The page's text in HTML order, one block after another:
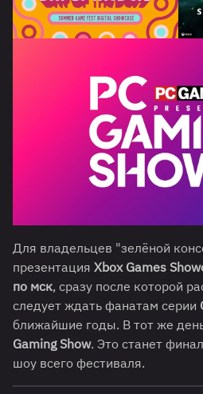
Для владельцев "зелёной
презентация Xbox Games
по мск, сразу после которой
следует ждать фанатам серии
ближайшие годы. В тот же
Gaming Show. Это станет
шоу всего фестиваля.